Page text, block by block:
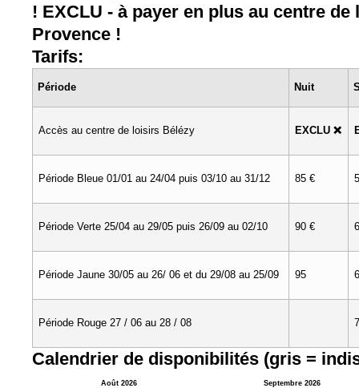
! EXCLU - à payer en plus au centre
Provence !
Tarifs:
Période Nuit
Accès au centre de loisirs Bélézy EXCLU ❌
Période Bleue 01/01 au 24/04 puis 03/10 au 31/12 85 €
Période Verte 25/04 au 29/05 puis 26/09 au 02/10 90 €
Période Jaune 30/05 au 26/ 06 et du 29/08 au 25/09 95
Période Rouge 27 / 06 au 28 / 08
Calendrier de disponibilités (gris =
Août 2026 Septembre 2026